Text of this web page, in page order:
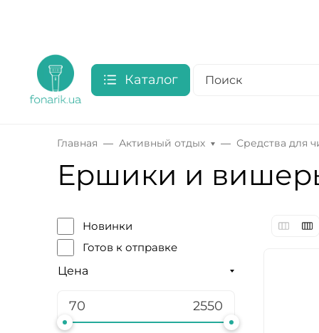
Каталог
Главная Активный отдых Средства для
Ершики и
Новинки
Готов к отправке
Цена